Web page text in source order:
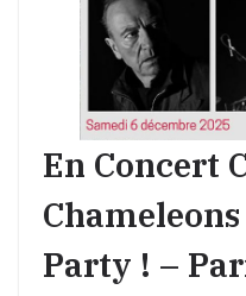
En Concert
Party ! –